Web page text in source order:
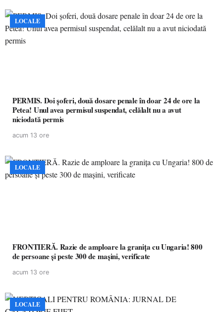
LOCALE
PERMIS. Doi șoferi, două dosare penale în doar 24 de ore la
Petea! Unul avea permisul suspendat, celălalt nu a avut
niciodată permis
acum 13 ore
LOCALE
FRONTIERĂ. Razie de amploare la granița cu Ungaria! 800
de persoane și peste 300 de mașini, verificate
acum 13 ore
LOCALE